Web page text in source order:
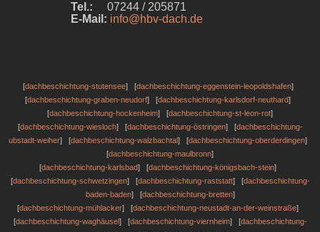
Tel.: 07244 / 205871
E-Mail: info@hbv-dach.de
[dachbeschichtung-stutensee] [dachbeschichtung-eggenstein-leopoldshafen]
[dachbeschichtung-graben-neudorf] [dachbeschichtung-karlsdorf-neuthard]
[dachbeschichtung-hockenheim] [dachbeschichtung-st-leon-rot]
[dachbeschichtung-wiesloch] [dachbeschichtung-östringen] [dachbeschichtung-
ubstadt-weiher] [dachbeschichtung-walzbachtal] [dachbeschichtung-oberderdingen]
[dachbeschichtung-maulbronn]
[dachbeschichtung-karlsbad] [dachbeschichtung-königsbach-stein]
[dachbeschichtung-schwetzingen] [dachbeschichtung-raststatt] [dachbeschichtung-
baden-baden] [dachbeschichtung-bretten]
[dachbeschichtung-mühlacker] [dachbeschichtung-neustadt-an-der-weinstraße]
[dachbeschichtung-waghäusel] [dachbeschichtung-viernheim] [dachbeschichtung-